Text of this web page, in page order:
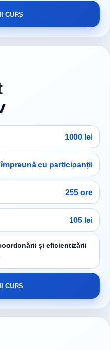
CURS
1000 lei
cu participanții
255 ore
105 lei
și eficientizării
CURS